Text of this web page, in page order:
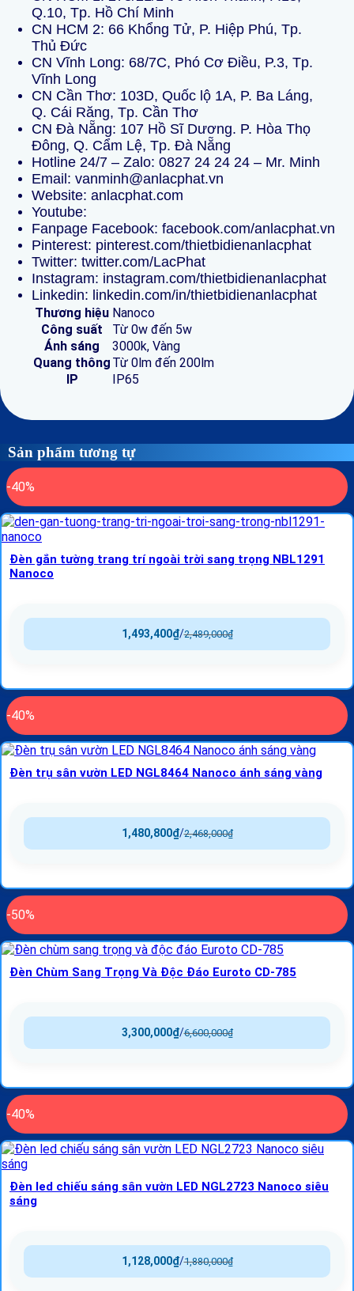
Q.10, Tp. Hồ Chí Minh
CN HCM 2: 66 Khổng Tử, P. Hiệp Phú, Tp.
Thủ Đức
CN Vĩnh Long: 68/7C, Phó Cơ Điều, P.3, Tp.
Vĩnh Long
CN Cần Thơ: 103D, Quốc lộ 1A, P. Ba Láng,
Q. Cái Răng, Tp. Cần Thơ
CN Đà Nẵng: 107 Hồ Sĩ Dương. P. Hòa Thọ
Đông, Q. Cẩm Lệ, Tp. Đà Nẵng
Hotline 24/7 – Zalo: 0827 24 24 24 – Mr. Minh
Email: vanminh@anlacphat.vn
Website: anlacphat.com
Youtube:
Fanpage Facebook: facebook.com/anlacphat.vn
Pinterest: pinterest.com/thietbidienanlacphat
Twitter: twitter.com/LacPhat
Instagram: instagram.com/thietbidienanlacphat
Linkedin: linkedin.com/in/thietbidienanlacphat
Thương hiệu Nanoco
Công suất
Từ 0w đến 5w
Ánh sáng
3000k, Vàng
Quang thông Từ 0lm đến 200lm
IP
IP65
Sản phẩm tương tự
-40%
Đèn gắn tường trang trí ngoài trời sang trọng NBL1291
Nanoco
2,489,000₫
/
1,493,400₫
-40%
Đèn trụ sân vườn LED NGL8464 Nanoco ánh sáng vàng
2,468,000₫
/
1,480,800₫
-50%
Đèn Chùm Sang Trọng Và Độc Đáo Euroto CD-785
6,600,000₫
/
3,300,000₫
-40%
Đèn led chiếu sáng sân vườn LED NGL2723 Nanoco siêu
sáng
1,880,000₫
/
1,128,000₫